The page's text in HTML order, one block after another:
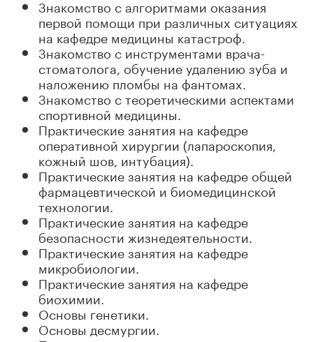
Знакомство с алгоритмами оказания
первой помощи при различных ситуациях
на кафедре медицины катастроф.
Знакомство с инструментами врача-
стоматолога, обучение удалению зуба и
наложению пломбы на фантомах.
Знакомство с теоретическими аспектами
спортивной медицины.
Практические занятия на кафедре
оперативной хирургии (лапароскопия,
кожный шов, интубация).
Практические занятия на кафедре общей
фармацевтической и биомедицинской
технологии.
Практические занятия на кафедре
безопасности жизнедеятельности.
Практические занятия на кафедре
микробиологии.
Практические занятия на кафедре
биохимии.
Основы генетики.
Основы десмургии.